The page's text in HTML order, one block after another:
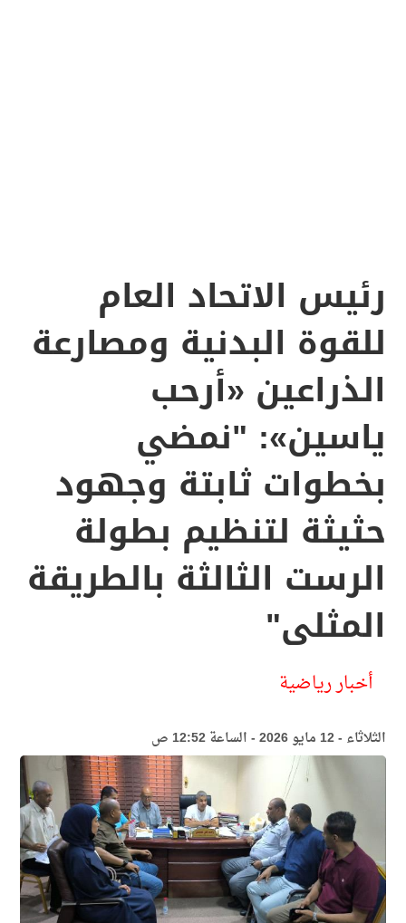
رئيس الاتحاد العام
للقوة البدنية ومصارعة
الذراعين «أرحب
ياسين»: "نمضي
بخطوات ثابتة وجهود
حثيثة لتنظيم بطولة
الرست الثالثة بالطريقة
المثلى"
أخبار رياضية
الثلاثاء - 12 مايو 2026 - الساعة 12:52 ص